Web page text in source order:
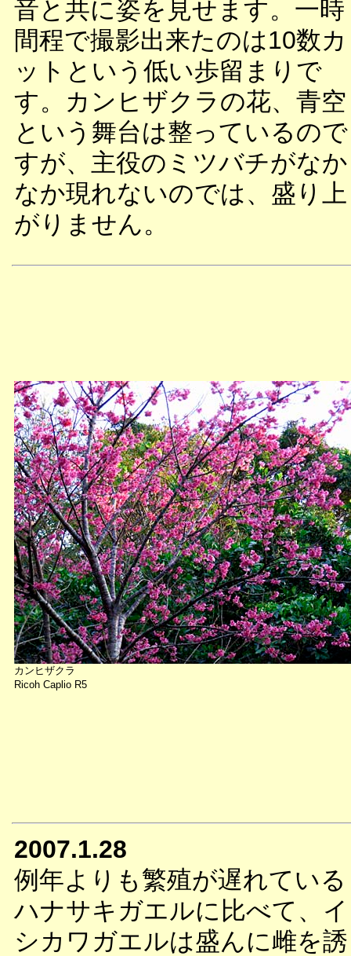
音と共に姿を見せます。一時
間程で撮影出来たのは10数カ
ットという低い歩留まりで
す。カンヒザクラの花、青空
という舞台は整っているので
すが、主役のミツバチがなか
なか現れないのでは、盛り上
がりません。
カンヒザクラ
Ricoh Caplio R5
2007.1.28
例年よりも繁殖が遅れている
ハナサキガエルに比べて、イ
シカワガエルは盛んに雌を誘